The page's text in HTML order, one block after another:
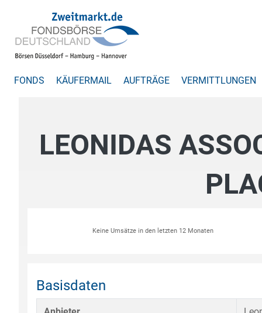
FONDS KÄUFERMAIL AUFTRÄGE VERMITTLUNGEN
LEONIDAS
Keine Umsätze in den letzten 12 Monaten
Basisdaten